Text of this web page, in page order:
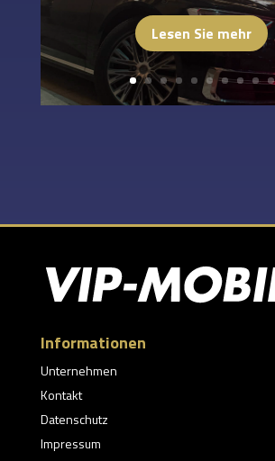
Lesen Sie mehr
Informationen
Unternehmen
Kontakt
Datenschutz
Impressum